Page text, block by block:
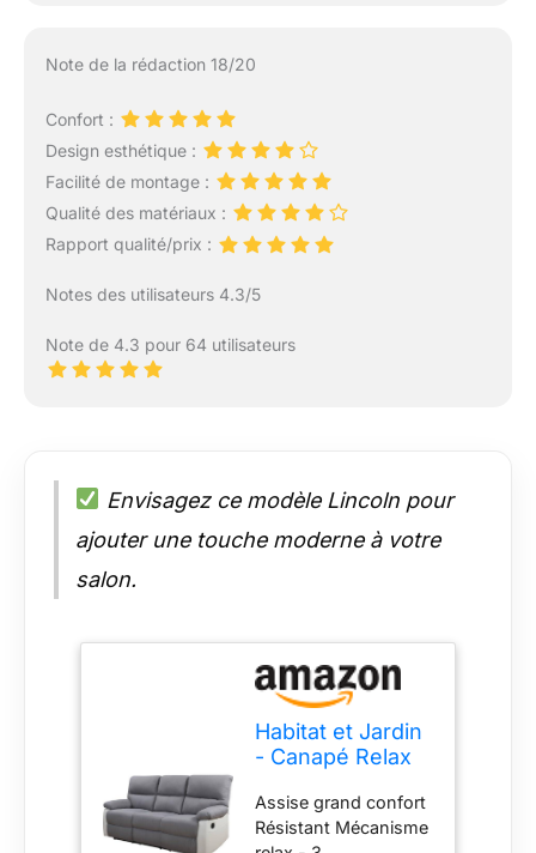
Note de la rédaction 18/20
Confort :
Design esthétique :
Facilité de montage :
Qualité des matériaux :
Rapport qualité/prix :
Notes des utilisateurs 4.3/5
Note de 4.3 pour 64 utilisateurs
Envisagez ce modèle Lincoln pour
ajouter une touche moderne à votre
salon.
Habitat et Jardin
- Canapé Relax
Lincoln 3 Places
Blanc et Gris
Assise grand confort
Résistant Mécanisme